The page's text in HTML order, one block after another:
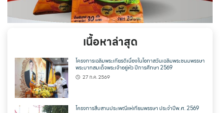
เนื้อหาล่าสุด
โครงการเฉลิมพระเกียรติเนื่องในโอกาสวันเฉลิมพระชนมพรรษา
พระบาทสมเด็จพระเจ้าอยู่หัว ปีการศึกษา 2569
27 ก.ค. 2569
โครงการสืบสานประเพณีแห่เทียนพรรษา ประจำปีพ.ศ. 2569